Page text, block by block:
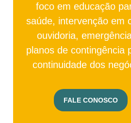
foco em educação
saúde, intervenção em
ouvidoria,
planos de contingência
continuidade dos
FALE CONOSCO